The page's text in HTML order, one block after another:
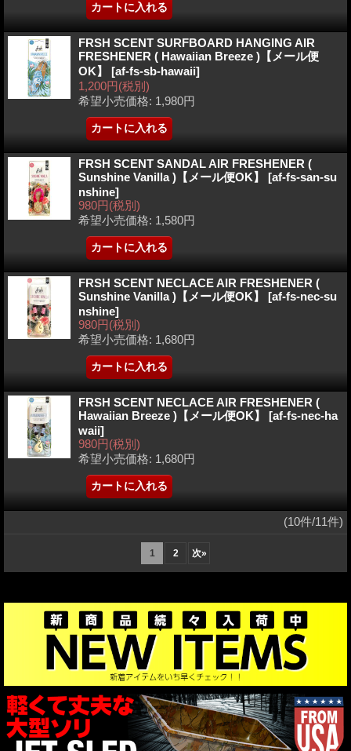
FRSH SCENT SURFBOARD HANGING AIR
FRESHENER ( Hawaiian Breeze )【メール便
OK】 [af-fs-sb-hawaii]
1,200円(税別)
希望小売価格: 1,980円
FRSH SCENT SANDAL AIR FRESHENER (
Sunshine Vanilla )【メール便OK】 [af-fs-san-su
nshine]
980円(税別)
希望小売価格: 1,580円
FRSH SCENT NECLACE AIR FRESHENER (
Sunshine Vanilla )【メール便OK】 [af-fs-nec-su
nshine]
980円(税別)
希望小売価格: 1,680円
FRSH SCENT NECLACE AIR FRESHENER (
Hawaiian Breeze )【メール便OK】 [af-fs-nec-ha
waii]
980円(税別)
希望小売価格: 1,680円
(10件/11件)
1 2 次»